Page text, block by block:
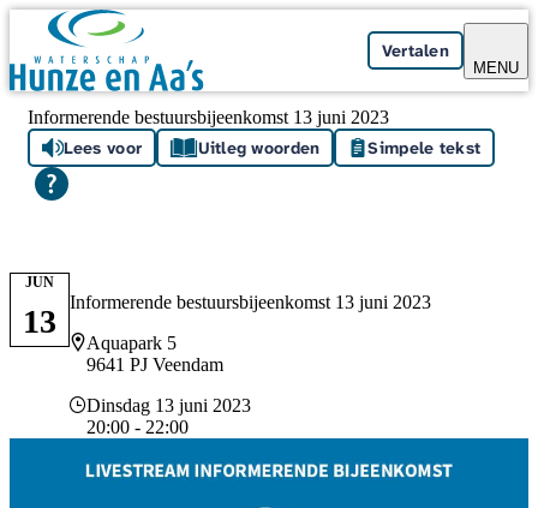
Skip navigation
Vertalen
MENU
Informerende bestuursbijeenkomst 13 juni 2023
Lees voor Uitleg woorden Simpele tekst
Informerende bestuursbijeenkomst 13 juni 2023
Locatie
Aquapark 5
9641 PJ Veendam
Datum en tijd
Dinsdag 13 juni 2023
20:00 - 22:00
JUN
13